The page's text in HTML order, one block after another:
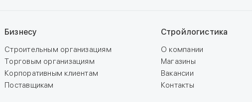
Бизнесу
Строительным организациям
Торговым организациям
Корпоративным клиентам
Поставщикам
Стройлогистика
О компании
Магазины
Вакансии
Контакты